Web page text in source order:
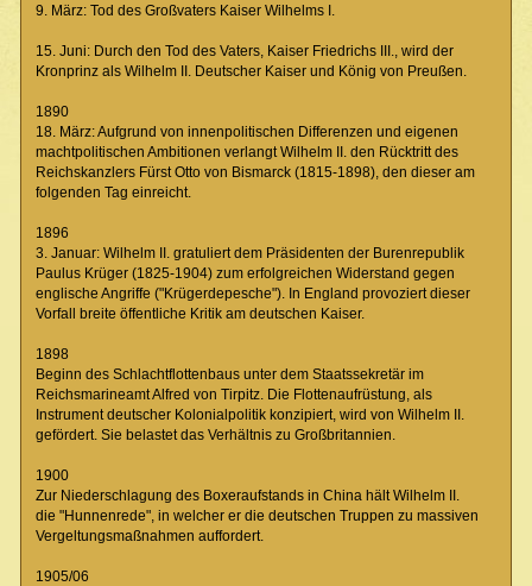
9. März: Tod des Großvaters Kaiser Wilhelms I.
15. Juni: Durch den Tod des Vaters, Kaiser Friedrichs III., wird der
Kronprinz als Wilhelm II. Deutscher Kaiser und König von Preußen.
1890
18. März: Aufgrund von innenpolitischen Differenzen und eigenen
machtpolitischen Ambitionen verlangt Wilhelm II. den Rücktritt des
Reichskanzlers Fürst Otto von Bismarck (1815-1898), den dieser am
folgenden Tag einreicht.
1896
3. Januar: Wilhelm II. gratuliert dem Präsidenten der Burenrepublik
Paulus Krüger (1825-1904) zum erfolgreichen Widerstand gegen
englische Angriffe ("Krügerdepesche"). In England provoziert dieser
Vorfall breite öffentliche Kritik am deutschen Kaiser.
1898
Beginn des Schlachtflottenbaus unter dem Staatssekretär im
Reichsmarineamt Alfred von Tirpitz. Die Flottenaufrüstung, als
Instrument deutscher Kolonialpolitik konzipiert, wird von Wilhelm II.
gefördert. Sie belastet das Verhältnis zu Großbritannien.
1900
Zur Niederschlagung des Boxeraufstands in China hält Wilhelm II.
die "Hunnenrede", in welcher er die deutschen Truppen zu massiven
Vergeltungsmaßnahmen auffordert.
1905/06